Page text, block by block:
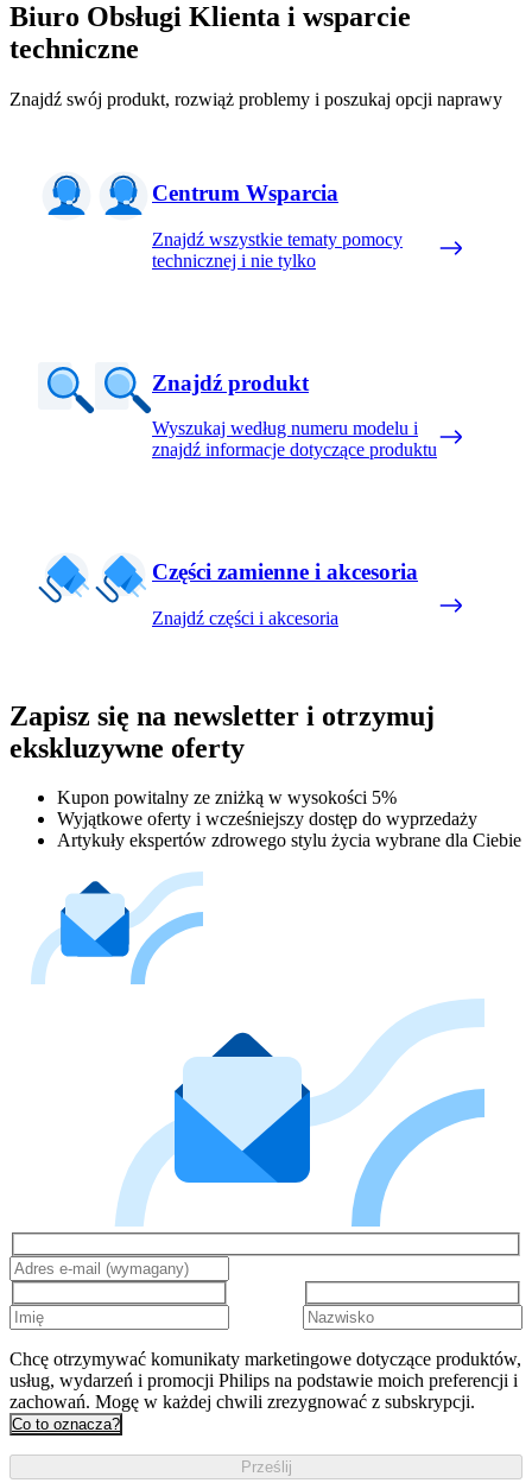
Biuro Obsługi Klienta i wsparcie
techniczne
Znajdź swój produkt, rozwiąż problemy i poszukaj opcji naprawy
Centrum Wsparcia
Znajdź wszystkie tematy pomocy
technicznej i nie tylko
Znajdź produkt
Wyszukaj według numeru modelu i
znajdź informacje dotyczące produktu
Części zamienne i akcesoria
Znajdź części i akcesoria
Zapisz się na newsletter i otrzymuj
ekskluzywne oferty
Kupon powitalny ze zniżką w wysokości 5%
Wyjątkowe oferty i wcześniejszy dostęp do wyprzedaży
Artykuły ekspertów zdrowego stylu życia wybrane dla Ciebie
Chcę otrzymywać komunikaty marketingowe dotyczące produktów,
usług, wydarzeń i promocji Philips na podstawie moich preferencji i
zachowań. Mogę w każdej chwili zrezygnować z subskrypcji.
Co to oznacza?
Prześlij